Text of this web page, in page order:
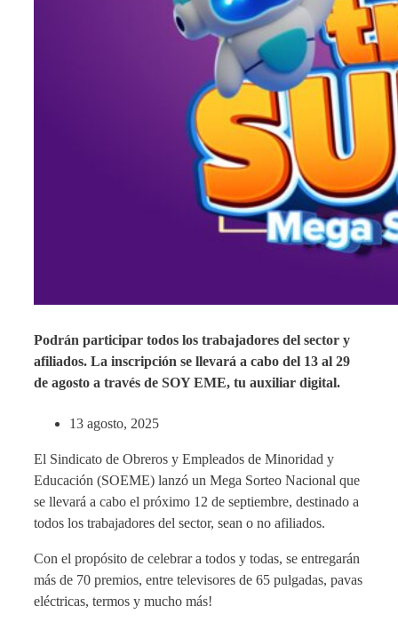
Podrán participar todos los trabajadores del sector y
afiliados. La inscripción se llevará a cabo del 13 al 29
de agosto a través de SOY EME, tu auxiliar digital.
13 agosto, 2025
El Sindicato de Obreros y Empleados de Minoridad y
Educación (SOEME) lanzó un Mega Sorteo Nacional que
se llevará a cabo el próximo 12 de septiembre, destinado a
todos los trabajadores del sector, sean o no afiliados.
Con el propósito de celebrar a todos y todas, se entregarán
más de 70 premios, entre televisores de 65 pulgadas, pavas
eléctricas, termos y mucho más!